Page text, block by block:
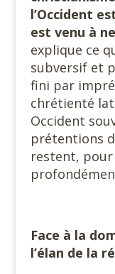
l’Occident
est venu à
explique ce
subversif et
fini par
chrétienté
Occident
prétentions
restent,
Face à la
l’élan de la